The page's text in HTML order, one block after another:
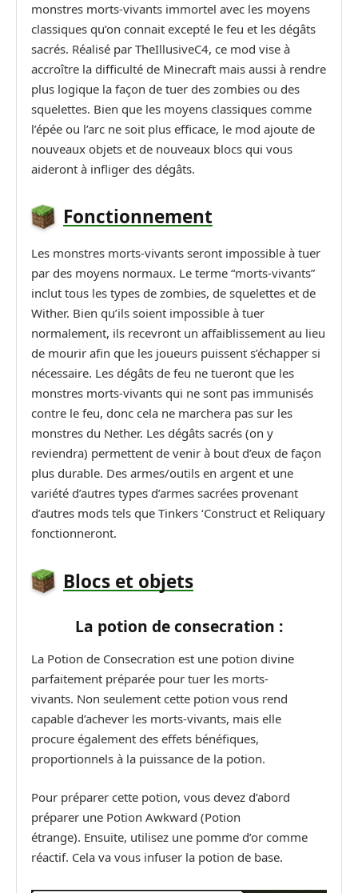
monstres morts-vivants immortel avec les moyens
classiques qu’on connait excepté le feu et les dégâts
sacrés. Réalisé par TheIllusiveC4, ce mod vise à
accroître la difficulté de Minecraft mais aussi à rendre
plus logique la façon de tuer des zombies ou des
squelettes. Bien que les moyens classiques comme
l’épée ou l’arc ne soit plus efficace, le mod ajoute de
nouveaux objets et de nouveaux blocs qui vous
aideront à infliger des dégâts.
Fonctionnement
Les monstres morts-vivants seront impossible à tuer
par des moyens normaux. Le terme “morts-vivants”
inclut tous les types de zombies, de squelettes et de
Wither. Bien qu’ils soient impossible à tuer
normalement, ils recevront un affaiblissement au lieu
de mourir afin que les joueurs puissent s’échapper si
nécessaire. Les dégâts de feu ne tueront que les
monstres morts-vivants qui ne sont pas immunisés
contre le feu, donc cela ne marchera pas sur les
monstres du Nether. Les dégâts sacrés (on y
reviendra) permettent de venir à bout d’eux de façon
plus durable. Des armes/outils en argent et une
variété d’autres types d’armes sacrées provenant
d’autres mods tels que Tinkers ‘Construct et Reliquary
fonctionneront.
Blocs et objets
La potion de consecration :
La Potion de Consecration est une potion divine
parfaitement préparée pour tuer les morts-
vivants. Non seulement cette potion vous rend
capable d’achever les morts-vivants, mais elle
procure également des effets bénéfiques,
proportionnels à la puissance de la potion.
Pour préparer cette potion, vous devez d’abord
préparer une Potion Awkward (Potion
étrange). Ensuite, utilisez une pomme d’or comme
réactif. Cela va vous infuser la potion de base.